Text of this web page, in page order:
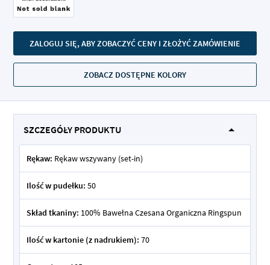
ZALOGUJ SIĘ, ABY ZOBACZYĆ CENY I ZŁOŻYĆ ZAMÓWIENIE
ZOBACZ DOSTĘPNE KOLORY
SZCZEGÓŁY PRODUKTU
Rękaw: Rękaw wszywany (set-in)
Ilość w pudełku: 50
Skład tkaniny: 100% Bawełna Czesana Organiczna Ringspun
Ilość w kartonie (z nadrukiem): 70